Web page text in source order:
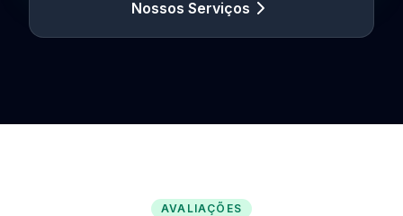
Nossos Serviços
AVALIAÇÕES